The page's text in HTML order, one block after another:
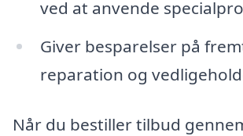
ved at anvende
Giver besparelser på
reparation og
Når du bestiller tilbud